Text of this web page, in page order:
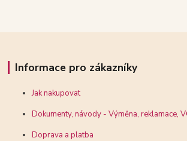
Informace pro zákazníky
Jak nakupovat
Dokumenty, návody - Výměna, reklamace,
Doprava a platba